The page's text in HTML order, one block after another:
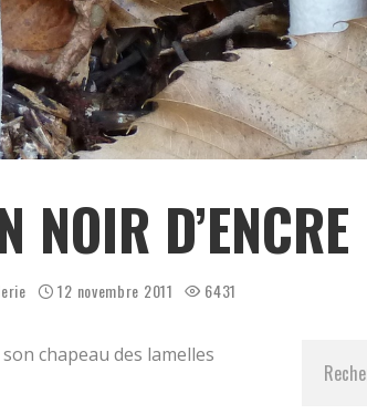
NOIR D’ENCRE
12 novembre 2011 6431
chapeau des lamelles